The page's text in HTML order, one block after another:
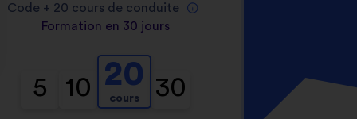
vos Options
vos paramètres de confidentialité, en
Code + 20 cours de conduite
Formation en 30 jours
5 10 20
cours 30